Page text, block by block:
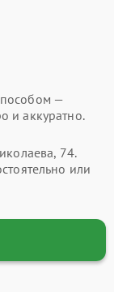
—
и аккуратно.
74.
или